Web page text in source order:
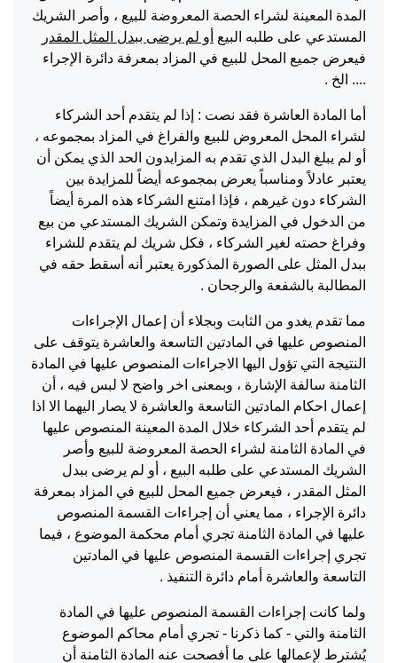
المدة المعينة لشراء الحصة المعروضة للبيع ، وأصر الشريك
المستدعي على طلبه البيع أو لم يرضى ببدل المثل المقدر
فيعرض جميع المحل للبيع في المزاد بمعرفة دائرة الإجراء
.... الخ .
أما المادة العاشرة فقد نصت : إذا لم يتقدم أحد الشركاء
لشراء المحل المعروض للبيع والفراغ في المزاد بمجموعه ،
أو لم يبلغ البدل الذي تقدم به المزايدون الحد الذي يمكن أن
يعتبر عادلاً ومناسباً يعرض بمجموعه أيضاً للمزايدة بين
الشركاء دون غيرهم ، فإذا امتنع الشركاء هذه المرة أيضاً
من الدخول في المزايدة وتمكن الشريك المستدعي من بيع
وفراغ حصته لغير الشركاء ، فكل شريك لم يتقدم للشراء
ببدل المثل على الصورة المذكورة يعتبر أنه أسقط حقه في
المطالبة بالشفعة والرجحان .
مما تقدم يغدو من الثابت وبجلاء أن إعمال الإجراءات
المنصوص عليها في المادتين التاسعة والعاشرة يتوقف على
النتيجة التي تؤول اليها الاجراءات المنصوص عليها في المادة
الثامنة سالفة الإشارة ، وبمعنى اخر واضح لا لبس فيه ، أن
إعمال احكام المادتين التاسعة والعاشرة لا يصار اليهما الا اذا
لم يتقدم أحد الشركاء خلال المدة المعينة المنصوص عليها
في المادة الثامنة لشراء الحصة المعروضة للبيع وأصر
الشريك المستدعي على طلبه البيع ، أو لم يرضى ببدل
المثل المقدر ، فيعرض جميع المحل للبيع في المزاد بمعرفة
دائرة الإجراء ، مما يعني أن إجراءات القسمة المنصوص
عليها في المادة الثامنة تجري أمام محكمة الموضوع ، فيما
تجري إجراءات القسمة المنصوص عليها في المادتين
التاسعة والعاشرة أمام دائرة التنفيذ .
ولما كانت إجراءات القسمة المنصوص عليها في المادة
الثامنة والتي - كما ذكرنا - تجري أمام محاكم الموضوع
يُشترط لإعمالها على ما أفصحت عنه المادة الثامنة أن